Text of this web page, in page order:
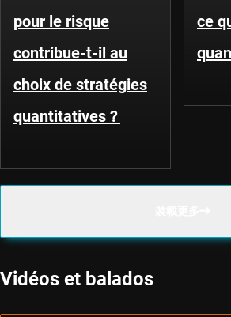
pour le risque
contribue-t-il au
choix de stratégies
quantitatives ?
ce
Vidéos et balados